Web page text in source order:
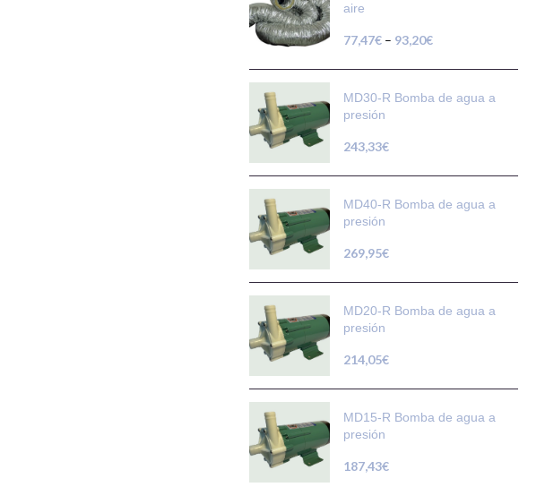
aire
77,47€ – 93,20€
MD30-R Bomba de agua a
presión
243,33€
MD40-R Bomba de agua a
presión
269,95€
MD20-R Bomba de agua a
presión
214,05€
MD15-R Bomba de agua a
presión
187,43€